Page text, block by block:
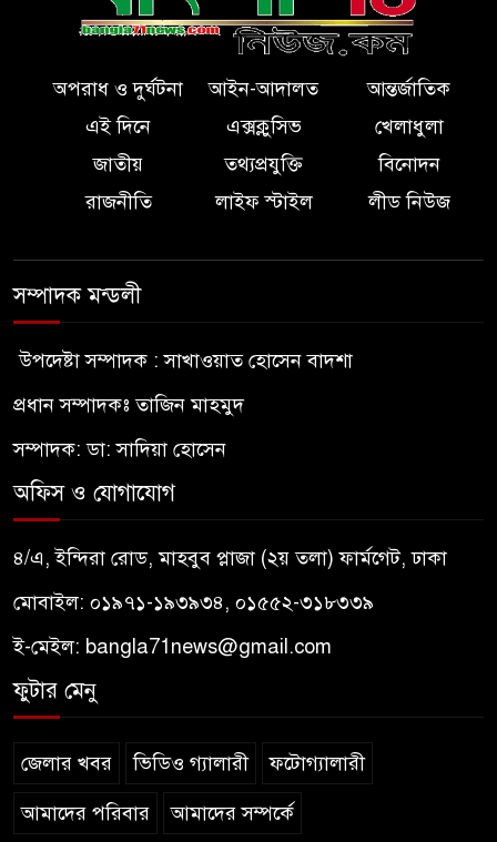
অপরাধ ও দুর্ঘটনা আইন-আদালত
আন্তর্জাতিক
এই দিনে
এক্সক্লুসিভ
খেলাধুলা
জাতীয়
তথ্যপ্রযুক্তি
বিনোদন
রাজনীতি
লাইফ স্টাইল লীড নিউজ
সম্পাদক মন্ডলী
উপদেষ্টা সম্পাদক : সাখাওয়াত হোসেন বাদশা
প্রধান সম্পাদকঃ তাজিন মাহমুদ
সম্পাদক: ডা: সাদিয়া হোসেন
অফিস ও যোগাযোগ
৪/এ, ইন্দিরা রোড, মাহবুব প্লাজা (২য় তলা) ফার্মগেট, ঢাকা
মোবাইল: ০১৯৭১-১৯৩৯৩৪, ০১৫৫২-৩১৮৩৩৯
ই-মেইল: bangla71news@gmail.com
ফুটার মেনু
জেলার খবর ভিডিও গ্যালারী ফটোগ্যালারী
আমাদের পরিবার আমাদের সম্পর্কে